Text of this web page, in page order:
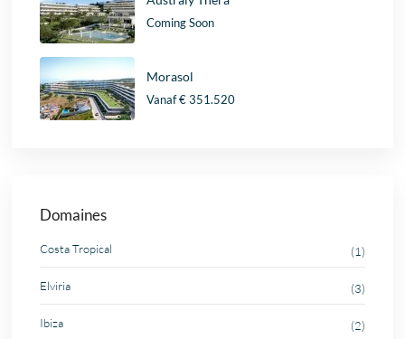
Coming Soon
Morasol
Vanaf€ 351.520
Domaines
Costa Tropical (1)
Elviria (3)
Ibiza (2)